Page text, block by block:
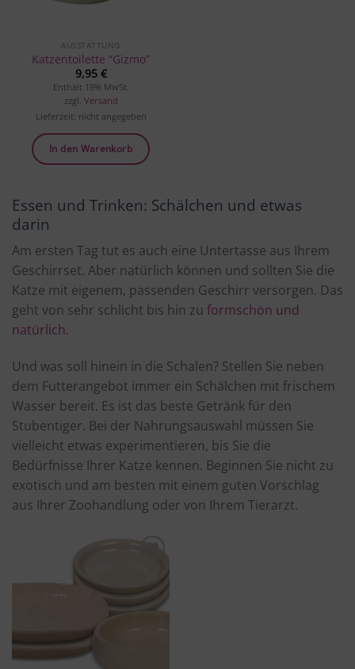
AUSSTATTUNG
Katzentoilette “Gizmo”
9,95 €
Enthält 19% MwSt.
zzgl. Versand
Lieferzeit: nicht angegeben
In den Warenkorb
Essen und Trinken: Schälchen und etwas
darin
Am ersten Tag tut es auch eine Untertasse aus Ihrem
Geschirrset. Aber natürlich können und sollten Sie die
Katze mit eigenem, passenden Geschirr versorgen. Das
geht von sehr schlicht bis hin zu formschön und
natürlich.
Und was soll hinein in die Schalen? Stellen Sie neben
dem Futterangebot immer ein Schälchen mit frischem
Wasser bereit. Es ist das beste Getränk für den
Stubentiger. Bei der Nahrungsauswahl müssen Sie
vielleicht etwas experimentieren, bis Sie die
Bedürfnisse Ihrer Katze kennen. Beginnen Sie nicht zu
exotisch und am besten mit einem guten Vorschlag
aus Ihrer Zoohandlung oder von Ihrem Tierarzt.
merken